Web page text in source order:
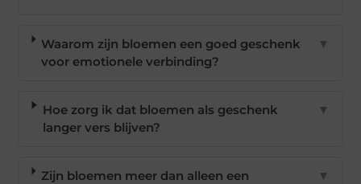
Waarom zijn bloemen een goed geschenk
voor emotionele verbinding?
▼
Hoe zorg ik dat bloemen als geschenk
langer vers blijven?
▼
Zijn bloemen meer dan alleen een
▼